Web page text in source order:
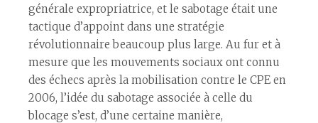
générale expropriatrice, et le sabotage était une
tactique d’appoint dans une stratégie
révolutionnaire beaucoup plus large. Au fur et à
mesure que les mouvements sociaux ont connu
des échecs après la mobilisation contre le CPE en
2006, l’idée du sabotage associée à celle du
blocage s’est, d’une certaine manière,